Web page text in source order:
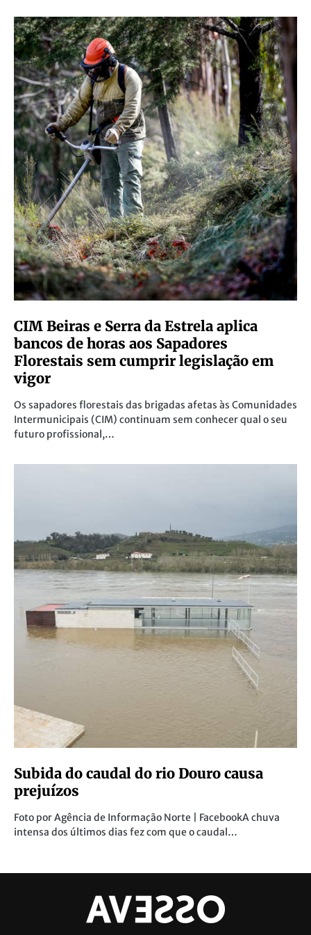
CIM Beiras e Serra da Estrela aplica
bancos de horas aos Sapadores
Florestais sem cumprir legislação em
vigor
Os sapadores florestais das brigadas afetas às Comunidades
Intermunicipais (CIM) continuam sem conhecer qual o seu
futuro profissional,…
Subida do caudal do rio Douro causa
prejuízos
Foto por Agência de Informação Norte | FacebookA chuva
intensa dos últimos dias fez com que o caudal…